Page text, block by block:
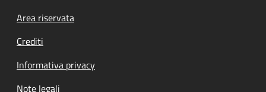
Footer menu
Area riservata
Crediti
Informativa privacy
Note legali